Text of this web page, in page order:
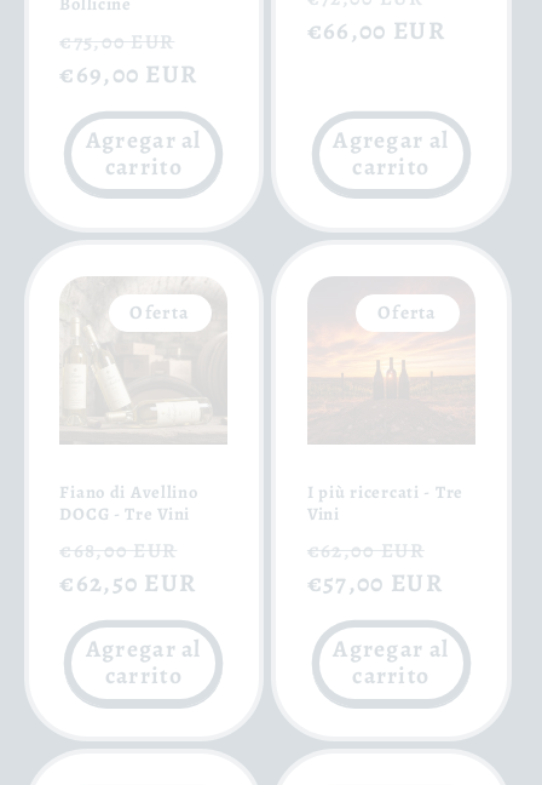
Precio
habitual
€75,00 EUR
de
oferta
€69,00 EUR
Agregar al
carrito
habitual
de
€66,00 EUR
Agregar al
carrito
Oferta
Fiano di Avellino
DOCG - Tre Vini
Precio
habitual
€68,00 EUR
de
oferta
€62,50 EUR
Agregar al
carrito
Oferta
I più ricercati - Tre
Vini
Precio
habitual
€62,00 EUR
de
oferta
€57,00 EUR
Agregar al
carrito